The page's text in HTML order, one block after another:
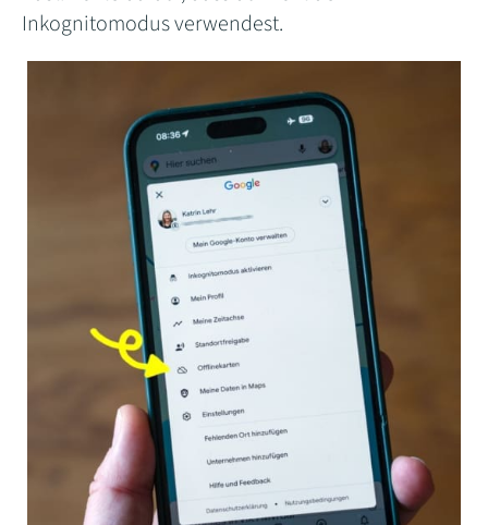
Inkognitomodus verwendest.